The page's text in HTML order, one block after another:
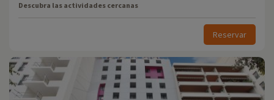
Descubra las actividades cercanas
Reservar